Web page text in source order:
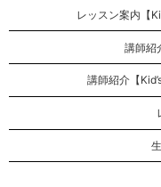
レッスン案内【
講師紹
講師紹介【